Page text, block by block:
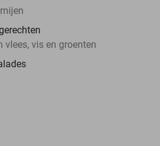
vlees, vis en groenten